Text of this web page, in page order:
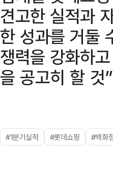
견고한 실적과
한 성과를 거둘
쟁력을 강화하
을 공고히 할 것
#1분기실적 #롯데쇼핑 #백화